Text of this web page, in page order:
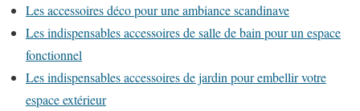
Les accessoires déco pour une ambiance scandinave
Les indispensables accessoires de salle de bain pour un espace
fonctionnel
Les indispensables accessoires de jardin pour embellir votre
espace extérieur